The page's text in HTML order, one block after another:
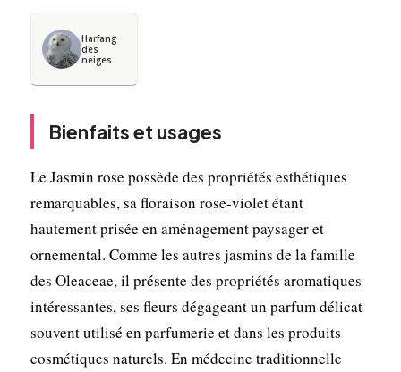
Harfang
des
neiges
Bienfaits et usages
Le Jasmin rose possède des propriétés esthétiques
remarquables, sa floraison rose-violet étant
hautement prisée en aménagement paysager et
ornemental. Comme les autres jasmins de la famille
des Oleaceae, il présente des propriétés aromatiques
intéressantes, ses fleurs dégageant un parfum délicat
souvent utilisé en parfumerie et dans les produits
cosmétiques naturels. En médecine traditionnelle